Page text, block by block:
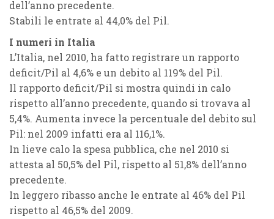
dell’anno precedente.
Stabili le entrate al 44,0% del Pil.
I numeri in Italia
L’Italia, nel 2010, ha fatto registrare un rapporto
deficit/Pil al 4,6% e un debito al 119% del Pil.
Il rapporto deficit/Pil si mostra quindi in calo
rispetto all’anno precedente, quando si trovava al
5,4%. Aumenta invece la percentuale del debito sul
Pil: nel 2009 infatti era al 116,1%.
In lieve calo la spesa pubblica, che nel 2010 si
attesta al 50,5% del Pil, rispetto al 51,8% dell’anno
precedente.
In leggero ribasso anche le entrate al 46% del Pil
rispetto al 46,5% del 2009.